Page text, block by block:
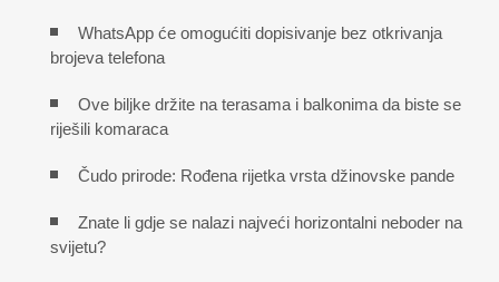
WhatsApp će omogućiti dopisivanje bez otkrivanja
brojeva telefona
Ove biljke držite na terasama i balkonima da biste se
riješili komaraca
Čudo prirode: Rođena rijetka vrsta džinovske pande
Znate li gdje se nalazi najveći horizontalni neboder na
svijetu?